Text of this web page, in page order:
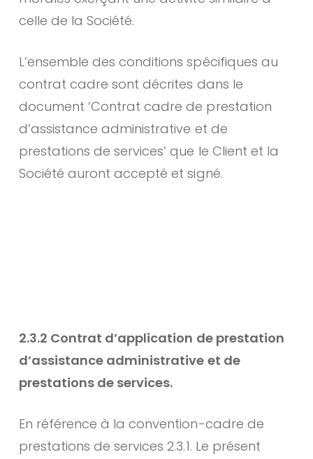
celle de la Société.
L’ensemble des conditions spécifiques au
contrat cadre sont décrites dans le
document ‘Contrat cadre de prestation
d’assistance administrative et de
prestations de services’ que le Client et la
Société auront accepté et signé.
2.3.2 Contrat d’application de prestation
d’assistance administrative et de
prestations de services.
En référence à la convention-cadre de
prestations de services 2.3.1. Le présent